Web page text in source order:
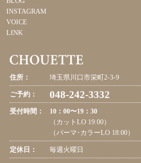
INSTAGRAM
VOICE
LINK
住所： 埼玉県川口市栄町2-3-9
ご予約： 048-242-3332
受付時間：
10：00〜19：30
（カットLO 19:00）
（パーマ･カラーLO 18:00）
定休日： 毎週火曜日